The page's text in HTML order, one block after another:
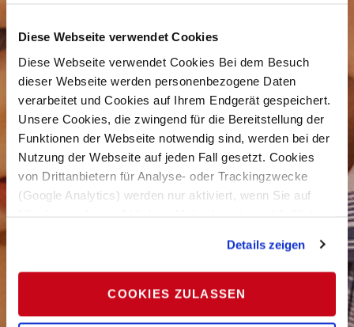
Diese Webseite verwendet Cookies
Diese Webseite verwendet Cookies Bei dem Besuch
dieser Webseite werden personenbezogene Daten
verarbeitet und Cookies auf Ihrem Endgerät gespeichert.
Unsere Cookies, die zwingend für die Bereitstellung der
Funktionen der Webseite notwendig sind, werden bei der
Nutzung der Webseite auf jeden Fall gesetzt. Cookies
von Drittanbietern für Analyse- oder Trackingzwecke
(Google Analytics) werden nur aktiviert, wenn Sie auf
Datenschutzerklärung—
Impressum.
Details zeigen
COOKIES ZULASSEN